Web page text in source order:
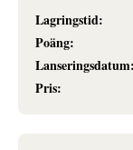
Lagringstid:
Poäng:
Lanseringsdatum:
Pris: